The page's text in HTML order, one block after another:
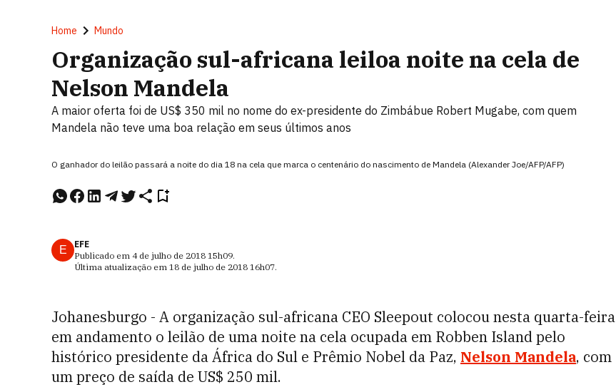
Home Mundo
Organização sul-africana leiloa noite na cela de
Nelson Mandela
A maior oferta foi de US$ 350 mil no nome do ex-presidente do Zimbábue Robert Mugabe, com quem
Mandela não teve uma boa relação em seus últimos anos
O ganhador do leilão passará a noite do dia 18 na cela que marca o centenário do nascimento de Mandela (Alexander Joe/AFP/AFP)
E
EFE
Publicado em 4 de julho de 2018 15h09.
Última atualização em 18 de julho de 2018 16h07.
Johanesburgo - A organização sul-africana CEO Sleepout colocou nesta quarta-feira
em andamento o leilão de uma noite na cela ocupada em Robben Island pelo
histórico presidente da África do Sul e Prêmio Nobel da Paz, Nelson Mandela, com
um preço de saída de US$ 250 mil.